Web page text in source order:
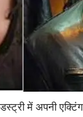
में अपनी